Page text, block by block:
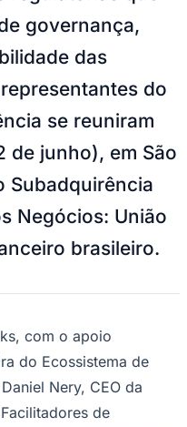
governança,
das
do
se reuniram
de junho), em São
Subadquirência
Negócios: União
brasileiro.
com o apoio
do Ecossistema de
Nery, CEO da
de